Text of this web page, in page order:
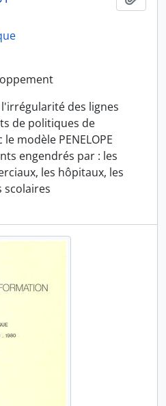
des lignes
de politiques de
modèle PENELOPE
engendrés par : les
les hôpitaux, les
scolaires